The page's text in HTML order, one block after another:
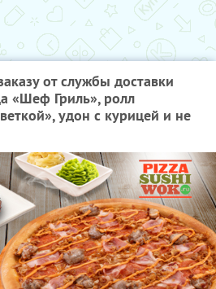
от службы доставки
«Шеф Гриль», ролл
удон с курицей и не